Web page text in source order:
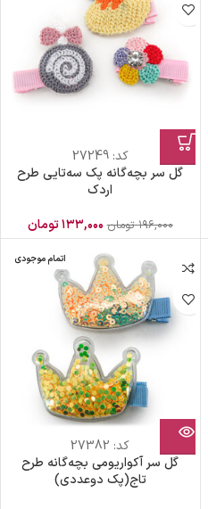
کد:27249
گل سر بچه‌گانه پک سه‌تایی طرح
اردک
۱۹۶,۰۰۰ تومان ۱۳۳,۰۰۰تومان
اتمام موجودی
کد: 27382
گل سر آکواریومی بچه‌گانه طرح
تاج(پک دوعددی)